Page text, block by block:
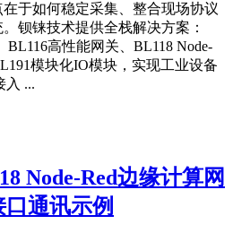
于如何稳定采集、整合现场协议
钡铼技术提供全栈解决方案：
高性能网关、BL118 Node-
模块化IO模块，实现工业设备
入 ...
Node-Red边缘计算网
通讯示例